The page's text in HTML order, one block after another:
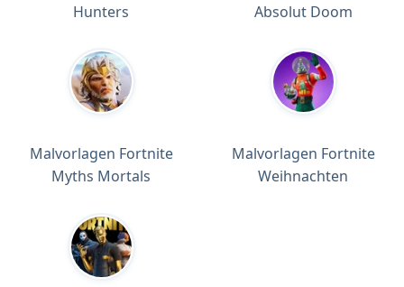
Hunters
Absolut Doom
Malvorlagen Fortnite
Myths Mortals
Malvorlagen Fortnite
Weihnachten